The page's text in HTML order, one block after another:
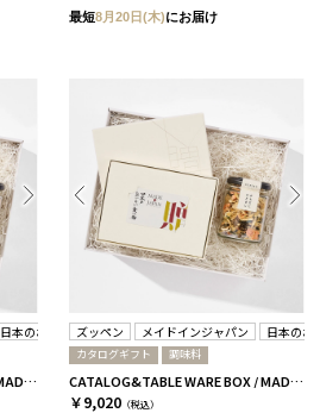
最短8月20日(木)にお届け
日本のおいしい食べ物
CATALOG&TABLE WARE BOX / MADE IN JAPAN / ズッペン キノコベース / 全4種 C MJ08＋蓮
ズッペン メイドインジャパン 日本のお
カタログギフト 調味料
CATALOG&TABLE WARE BOX / MADE IN JAPAN / ズッペン キノコベース / 全4種 C MJ10＋藍
￥9,020 （税込）